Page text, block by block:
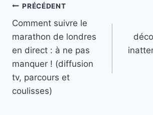
Navigation
de
l’article
PRÉCÉDENT
Comment suivre le
marathon de londres
en direct : à ne pas
manquer ! (diffusion
tv, parcours et
coulisses)